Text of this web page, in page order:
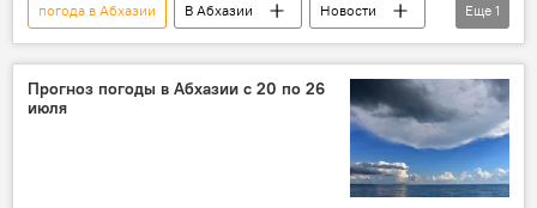
погода в Абхазии В Абхазии
Новости
Абхазия
Еще 1
Прогноз погоды в Абхазии с 20 по 26
июля